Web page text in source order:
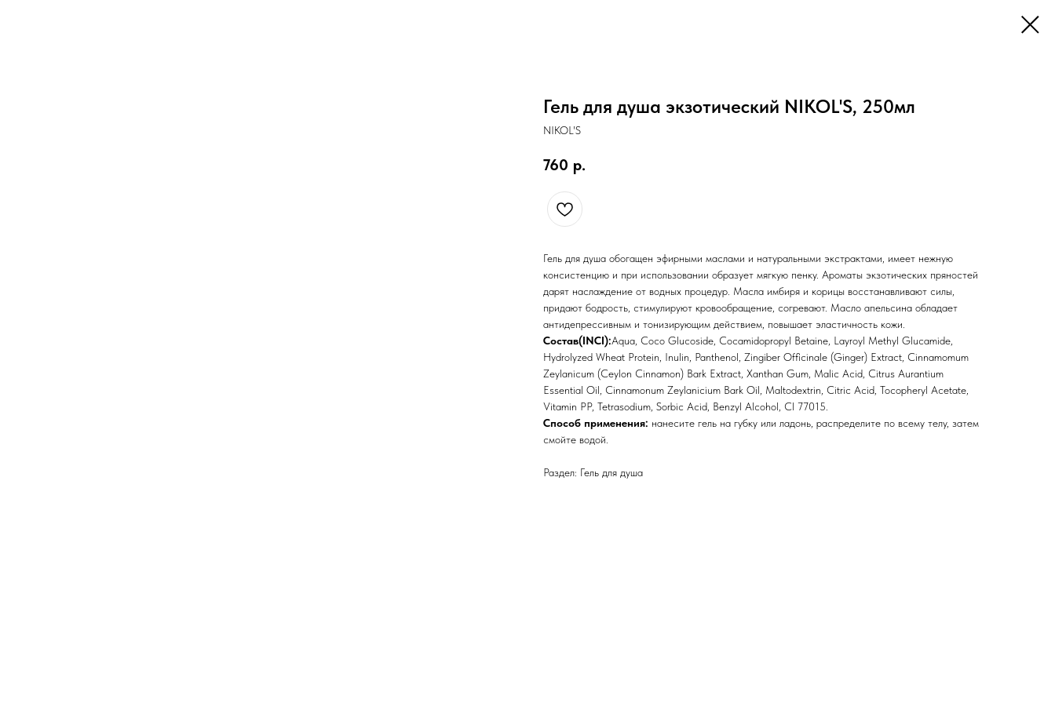
Гель для душа экзотический NIKOL'S, 250мл
NIKOL'S
760 р.
Гель для душа обогащен эфирными маслами и натуральными экстрактами, имеет нежную
консистенцию и при использовании образует мягкую пенку. Ароматы экзотических пряностей
дарят наслаждение от водных процедур. Масла имбиря и корицы восстанавливают силы,
придают бодрость, стимулируют кровообращение, согревают. Масло апельсина обладает
антидепрессивным и тонизирующим действием, повышает эластичность кожи.
Состав(INCI):Aqua, Coco Glucoside, Cocamidopropyl Betaine, Layroyl Methyl Glucamide,
Hydrolyzed Wheat Protein, Inulin, Panthenol, Zingiber Officinale (Ginger) Extract, Cinnamomum
Zeylanicum (Ceylon Cinnamon) Bark Extract, Xanthan Gum, Malic Acid, Citrus Aurantium
Essential Oil, Cinnamonum Zeylanicium Bark Oil, Maltodextrin, Citric Acid, Tocopheryl Acetate,
Vitamin PP, Tetrasodium, Sorbic Acid, Benzyl Alcohol, Cl 77015.
Способ применения: нанесите гель на губку или ладонь, распределите по всему телу, затем
смойте водой.
Раздел: Гель для душа